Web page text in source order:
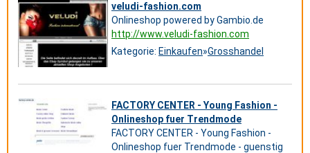
veludi-fashion.com
Onlineshop powered by Gambio.de
http://www.veludi-fashion.com
Kategorie: Einkaufen»Grosshandel
FACTORY CENTER - Young Fashion -
Onlineshop fuer Trendmode
FACTORY CENTER - Young Fashion -
Onlineshop fuer Trendmode - guenstig